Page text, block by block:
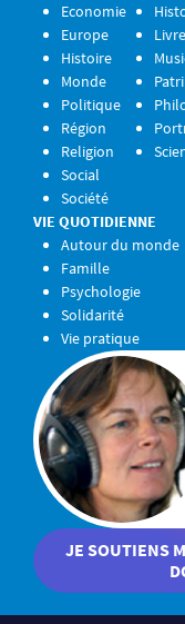
Economie
Europe
Histoire
Monde
Politique
Région
Religion
Social
Société
Livre
VIE QUOTIDIENNE
Autour du monde
Famille
Psychologie
Solidarité
Vie pratique
JE SOUTIENS